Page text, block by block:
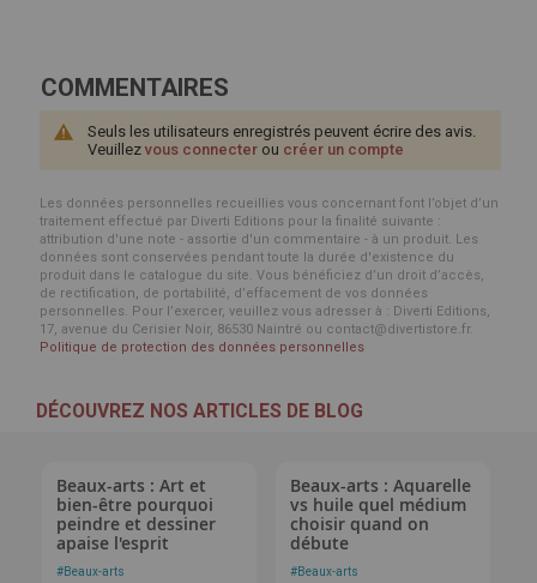
COMMENTAIRES
Seuls les utilisateurs enregistrés peuvent écrire des avis.
Veuillez vous connecter ou créer un compte
Les données personnelles recueillies vous concernant font l’objet d’un
traitement effectué par Diverti Editions pour la finalité suivante :
attribution d'une note - assortie d'un commentaire - à un produit. Les
données sont conservées pendant toute la durée d'existence du
produit dans le catalogue du site. Vous bénéficiez d’un droit d’accès,
de rectification, de portabilité, d’effacement de vos données
personnelles. Pour l’exercer, veuillez vous adresser à : Diverti Editions,
17, avenue du Cerisier Noir, 86530 Naintré ou contact@divertistore.fr.
Politique de protection des données personnelles
DÉCOUVREZ NOS ARTICLES DE BLOG
Beaux-arts : Art et
bien-être pourquoi
peindre et dessiner
apaise l'esprit
#Beaux-arts
Beaux-arts : Aquarelle
vs huile quel médium
choisir quand on
débute
#Beaux-arts